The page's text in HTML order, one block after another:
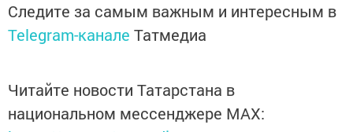
Следите за самым важным и интересным в
Telegram-канале Татмедиа
Читайте новости Татарстана в
национальном мессенджере MАХ: